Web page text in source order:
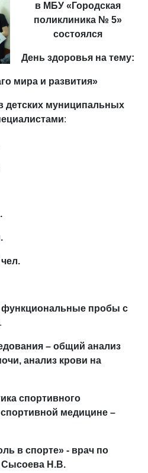
в МБУ «Городская
поликлиника № 5»
состоялся
День здоровья на тему:
мира и развития»
детских муниципальных
:
функциональные пробы с
.
– общий анализ
анализ крови на
спортивного
медицине –
в спорте» - врач по
Сысоева Н.В.